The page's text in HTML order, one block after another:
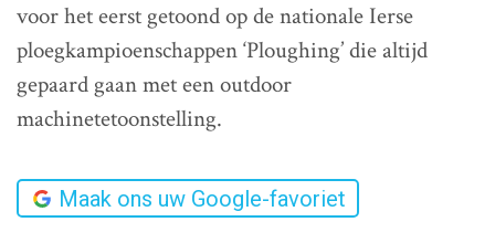
voor het eerst getoond op de nationale Ierse
ploegkampioenschappen ‘Ploughing’ die altijd
gepaard gaan met een outdoor
machinetetoonstelling.
Maak ons uw Google-favoriet